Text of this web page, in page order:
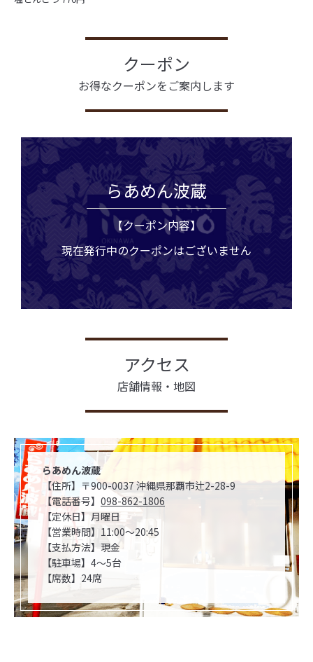
クーポン
お得なクーポンをご案内します
らあめん波蔵
【クーポン内容】
現在発行中のクーポンはございません
アクセス
店舗情報・地図
らあめん波蔵
【住所】〒900-0037 沖縄県那覇市辻2-28-9
【電話番号】 098-862-1806
【定休日】月曜日
【営業時間】11:00～20:45
【支払方法】現金
【駐車場】4～5台
【席数】24席